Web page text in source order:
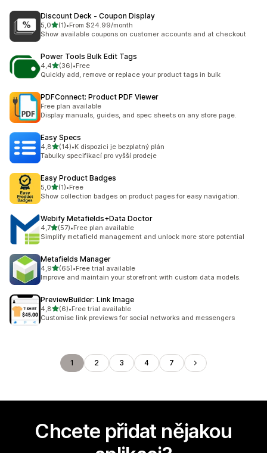
Discount Deck ‑ Coupon Display
5,0z 5 hvězd
(1)
Celkový počet recenzí: 1
•From $24.99/month
Show available coupons on customer accounts and at checkout
Power Tools Bulk Edit Tags
4,4z 5 hvězd
(36)
Celkový počet recenzí: 36
•Free
Quickly add, remove or replace your product tags in bulk
PDFConnect: Product PDF Viewer
Free plan available
Display manuals, guides, and spec sheets on any store page.
Easy Specs
4,8z 5 hvězd
(14)
Celkový počet recenzí: 14
•K dispozici je bezplatný plán
Tabulky specifikací pro vyšší prodeje
Easy Product Badges
5,0z 5 hvězd
(1)
Celkový počet recenzí: 1
•Free
Show collection badges on product pages for easy navigation.
Webify Metafields+Data Doctor
4,7z 5 hvězd
(57)
Celkový počet recenzí: 57
•Free plan available
Simplify metafield management and unlock more store potential
Metafields Manager
4,9z 5 hvězd
(65)
Celkový počet recenzí: 65
•Free trial available
Improve and maintain your storefront with custom data models.
PreviewBuilder: Link Image
4,8z 5 hvězd
(6)
Celkový počet recenzí: 6
•Free trial available
Customise link previews for social networks and messengers
1 2 3 4 7
Chcete přidat nějakou